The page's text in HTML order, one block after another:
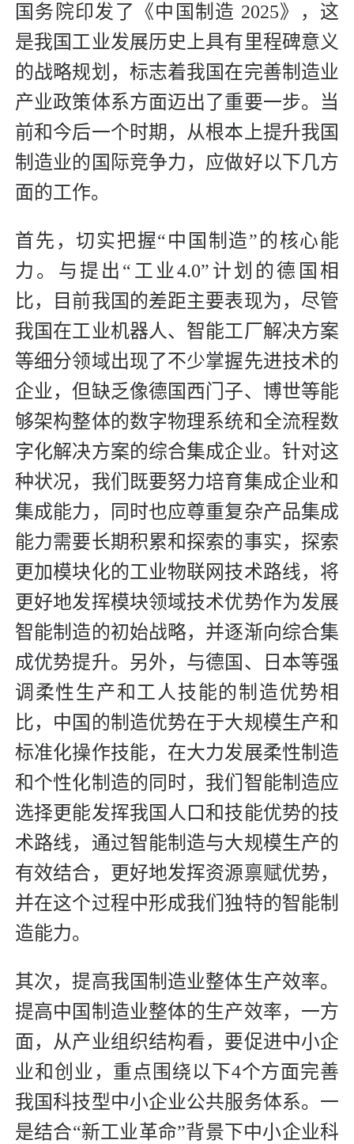
国务院印发了《中国制造 2025》，这
是我国工业发展历史上具有里程碑意义
的战略规划，标志着我国在完善制造业
产业政策体系方面迈出了重要一步。当
前和今后一个时期，从根本上提升我国
制造业的国际竞争力，应做好以下几方
面的工作。
首先，切实把握“中国制造”的核心能
力。与提出“工业4.0”计划的德国相
比，目前我国的差距主要表现为，尽管
我国在工业机器人、智能工厂解决方案
等细分领域出现了不少掌握先进技术的
企业，但缺乏像德国西门子、博世等能
够架构整体的数字物理系统和全流程数
字化解决方案的综合集成企业。针对这
种状况，我们既要努力培育集成企业和
集成能力，同时也应尊重复杂产品集成
能力需要长期积累和探索的事实，探索
更加模块化的工业物联网技术路线，将
更好地发挥模块领域技术优势作为发展
智能制造的初始战略，并逐渐向综合集
成优势提升。另外，与德国、日本等强
调柔性生产和工人技能的制造优势相
比，中国的制造优势在于大规模生产和
标准化操作技能，在大力发展柔性制造
和个性化制造的同时，我们智能制造应
选择更能发挥我国人口和技能优势的技
术路线，通过智能制造与大规模生产的
有效结合，更好地发挥资源禀赋优势，
并在这个过程中形成我们独特的智能制
造能力。
其次，提高我国制造业整体生产效率。
提高中国制造业整体的生产效率，一方
面，从产业组织结构看，要促进中小企
业和创业，重点围绕以下4个方面完善
我国科技型中小企业公共服务体系。一
是结合“新工业革命”背景下中小企业科